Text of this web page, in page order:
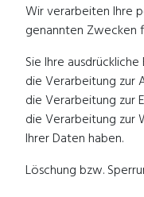
Wir verarbeiten Ihre
genannten Zwecken
Sie Ihre
die Verarbeitung zur
die Verarbeitung zur
die Verarbeitung zur
Ihrer Daten haben.
Löschung bzw.